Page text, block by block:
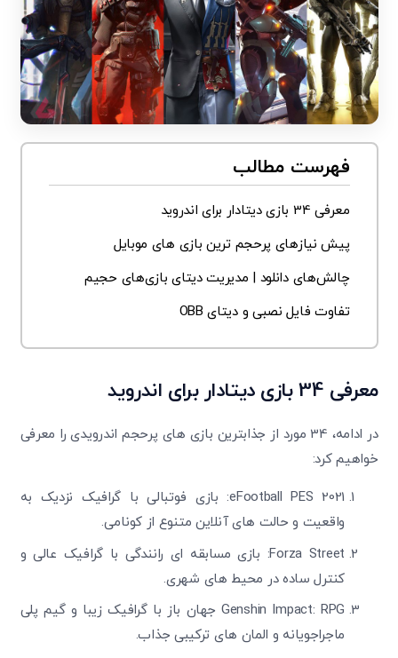
فهرست مطالب
معرفی 34 بازی دیتادار برای اندروید
پیش نیازهای پرحجم ترین بازی های موبایل
چالش‌های دانلود | مدیریت دیتای بازی‌های حجیم
تفاوت فایل نصبی و دیتای OBB
معرفی 34 بازی دیتادار برای اندروید
در ادامه، 34 مورد از جذابترین بازی های پرحجم اندرویدی را معرفی
خواهیم کرد:
eFootball PES 2021: بازی فوتبالی با گرافیک نزدیک به
واقعیت و حالت های آنلاین متنوع از کونامی.
Forza Street: بازی مسابقه ای رانندگی با گرافیک عالی و
کنترل ساده در محیط های شهری.
Genshin Impact: RPG جهان باز با گرافیک زیبا و گیم پلی
ماجراجویانه و المان های ترکیبی جذاب.